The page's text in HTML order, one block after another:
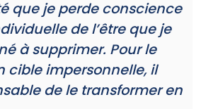
que je perde conscience
de l’être que je
à supprimer. Pour le
cible impersonnelle, il
de le transformer en